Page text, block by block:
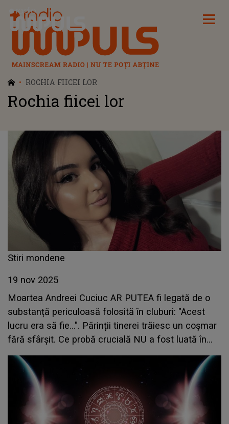
Radio Impuls
ROCHIA FIICEI LOR
Rochia fiicei lor
Stiri mondene
19 nov 2025
Moartea Andreei Cuciuc AR PUTEA fi legată de o
substanță periculoasă folosită în cluburi: "Acest
lucru era să fie...". Părinții tinerei trăiesc un coșmar
fără sfârșit. Ce probă crucială NU a fost luată în
considerare și CE S-A ÎNTÂMPLAT în acea seară